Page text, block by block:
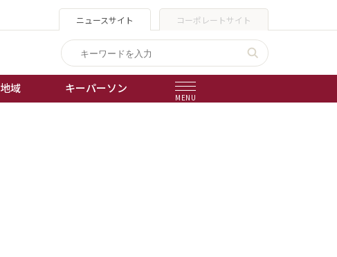
ニュースサイト コーポレートサイト
地域 キーパーソン
MENU